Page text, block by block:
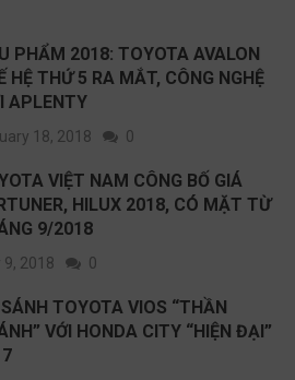
PHẨM 2018: TOYOTA AVALON
HỆ THỨ 5 RA MẮT, CÔNG NGHỆ
APLENTY
18, 2018 0
VIỆT NAM CÔNG BỐ GIÁ
HILUX 2018, CÓ MẶT TỪ
9/2018
9, 2018 0
TOYOTA VIOS “THẦN
VỚI HONDA CITY “HIỆN ĐẠI”